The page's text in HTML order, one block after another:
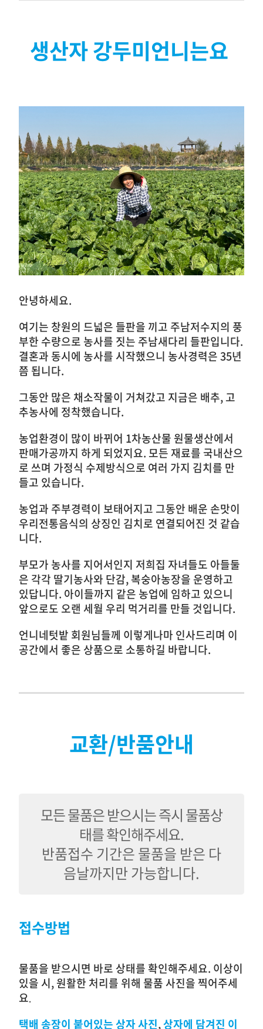
생산자 강두미언니는요
안녕하세요.
여기는 창원의 드넓은 들판을 끼고 주남저수지의 풍
부한 수량으로 농사를 짓는 주남새다리 들판입니다.
결혼과 동시에 농사를 시작했으니 농사경력은 35년
쯤 됩니다.
그동안 많은 채소작물이 거쳐갔고 지금은 배추, 고
추농사에 정착했습니다.
농업환경이 많이 바뀌어 1차농산물 원물생산에서
판매가공까지 하게 되었지요. 모든 재료를 국내산으
로 쓰며 가정식 수제방식으로 여러 가지 김치를 만
들고 있습니다.
농업과 주부경력이 보태어지고 그동안 배운 손맛이
우리전통음식의 상징인 김치로 연결되어진 것 같습
니다.
부모가 농사를 지어서인지 저희집 자녀들도 아들둘
은 각각 딸기농사와 단감, 복숭아농장을 운영하고
있답니다. 아이들까지 같은 농업에 임하고 있으니
앞으로도 오랜 세월 우리 먹거리를 만들 것입니다.
언니네텃밭 회원님들께 이렇게나마 인사드리며 이
공간에서 좋은 상품으로 소통하길 바랍니다.
교환/반품안내
모든 물품은 받으시는 즉시 물품상
태를 확인해주세요.
반품접수 기간은 물품을 받은 다
음날까지만 가능합니다.
접수방법
물품을 받으시면 바로 상태를 확인해주세요. 이상이
있을 시, 원활한 처리를 위해 물품 사진을 찍어주세
요.
택배 송장이 붙어있는 상자사진,상자에 담겨진 이